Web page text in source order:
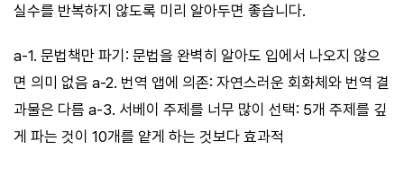
실수를 반복하지 않도록 미리 알아두면 좋습니다.
a-1. 문법책만 파기: 문법을 완벽히 알아도 입에서 나오지 않으
면 의미 없음 a-2. 번역 앱에 의존: 자연스러운 회화체와 번역 결
과물은 다름 a-3. 서베이 주제를 너무 많이 선택: 5개 주제를 깊
게 파는 것이 10개를 얕게 하는 것보다 효과적